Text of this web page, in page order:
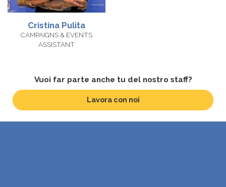
Cristina Pulita
CAMPAIGNS & EVENTS
ASSISTANT
Vuoi far parte anche tu del nostro staff?
Lavora con noi